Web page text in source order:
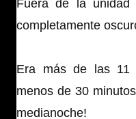
Fuera de la
completamente
Era más de las
menos de 30
medianoche!